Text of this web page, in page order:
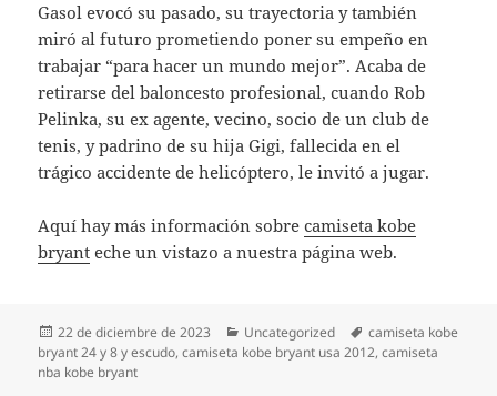
Gasol evocó su pasado, su trayectoria y también
miró al futuro prometiendo poner su empeño en
trabajar “para hacer un mundo mejor”. Acaba de
retirarse del baloncesto profesional, cuando Rob
Pelinka, su ex agente, vecino, socio de un club de
tenis, y padrino de su hija Gigi, fallecida en el
trágico accidente de helicóptero, le invitó a jugar.
Aquí hay más información sobrecamiseta kobe
bryant eche un vistazo a nuestra página web.
Publicado
el
22 de diciembre de 2023 Categorías
Uncategorized Etiquetas
camiseta kobe
bryant 24 y 8 y escudo,camiseta kobe bryant usa 2012,camiseta
nba kobe bryant